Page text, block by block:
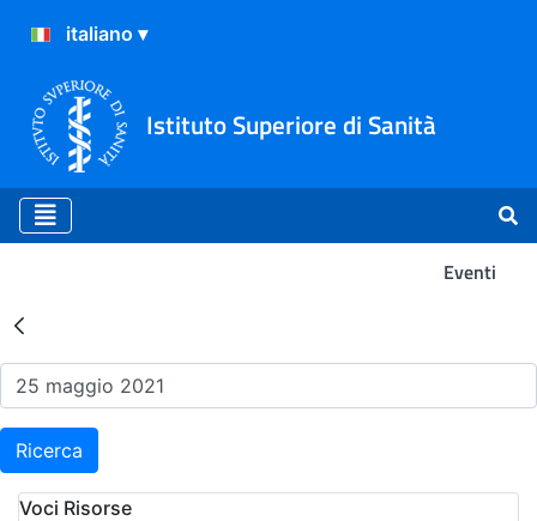
Istituto Superiore di Sanità
Eventi
Risultati della Ricerca -
Ricerca
Voci Risorse